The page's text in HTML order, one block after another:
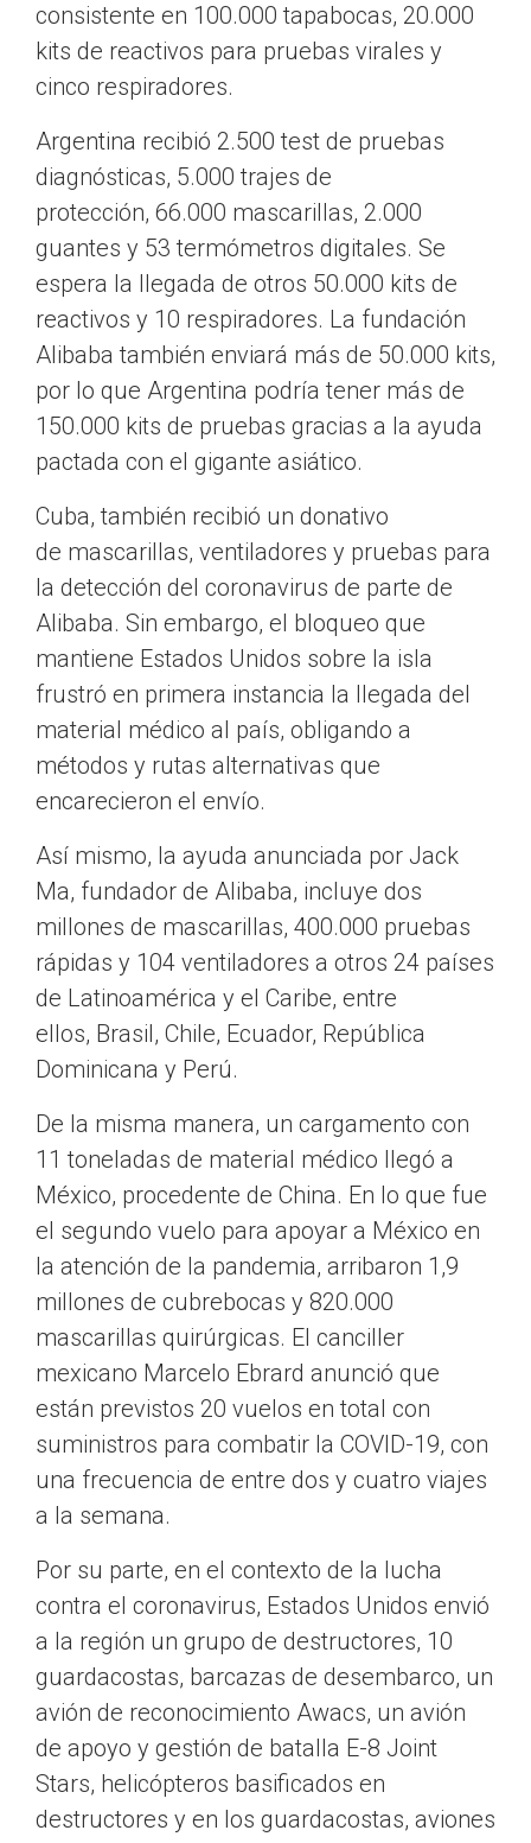
consistente en 100.000 tapabocas, 20.000
kits de reactivos para pruebas virales y
cinco respiradores.
Argentina recibió 2.500 test de pruebas
diagnósticas, 5.000 trajes de
protección, 66.000 mascarillas, 2.000
guantes y 53 termómetros digitales. Se
espera la llegada de otros 50.000 kits de
reactivos y 10 respiradores. La fundación
Alibaba también enviará más de 50.000 kits,
por lo que Argentina podría tener más de
150.000 kits de pruebas gracias a la ayuda
pactada con el gigante asiático.
Cuba, también recibió un donativo
de mascarillas, ventiladores y pruebas para
la detección del coronavirus de parte de
Alibaba. Sin embargo, el bloqueo que
mantiene Estados Unidos sobre la isla
frustró en primera instancia la llegada del
material médico al país, obligando a
métodos y rutas alternativas que
encarecieron el envío.
Así mismo, la ayuda anunciada por Jack
Ma, fundador de Alibaba, incluye dos
millones de mascarillas, 400.000 pruebas
rápidas y 104 ventiladores a otros 24 países
de Latinoamérica y el Caribe, entre
ellos, Brasil, Chile, Ecuador, República
Dominicana y Perú.
De la misma manera, un cargamento con
11 toneladas de material médico llegó a
México, procedente de China. En lo que fue
el segundo vuelo para apoyar a México en
la atención de la pandemia, arribaron 1,9
millones de cubrebocas y 820.000
mascarillas quirúrgicas. El canciller
mexicano Marcelo Ebrard anunció que
están previstos 20 vuelos en total con
suministros para combatir la COVID-19, con
una frecuencia de entre dos y cuatro viajes
a la semana.
Por su parte, en el contexto de la lucha
contra el coronavirus, Estados Unidos envió
a la región un grupo de destructores, 10
guardacostas, barcazas de desembarco, un
avión de reconocimiento Awacs, un avión
de apoyo y gestión de batalla E-8 Joint
Stars, helicópteros basificados en
destructores y en los guardacostas, aviones